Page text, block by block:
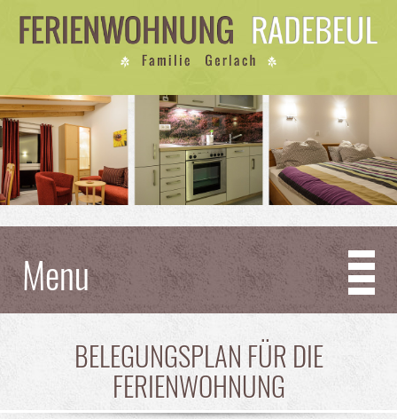
Menu
BELEGUNGSPLAN FÜR DIE
FERIENWOHNUNG